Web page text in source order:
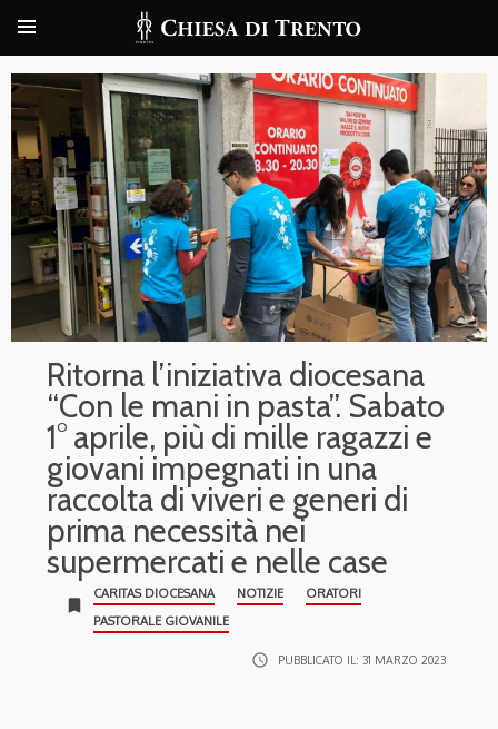
Ritorna l’iniziativa diocesana
“Con le mani in pasta”. Sabato
1° aprile, più di mille ragazzi e
giovani impegnati in una
raccolta di viveri e generi di
prima necessità nei
supermercati e nelle case
bookmark
CARITAS DIOCESANA NOTIZIE
ORATORI
PASTORALE GIOVANILE
access_time PUBBLICATO IL: 31 MARZO 2023